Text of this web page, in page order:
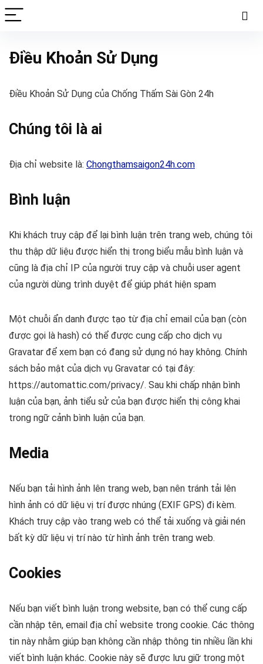
Điều Khoản Sử Dụng
Điều Khoản Sử Dụng của Chống Thấm Sài Gòn 24h
Chúng tôi là ai
Địa chỉ website là: Chongthamsaigon24h.com
Bình luận
Khi khách truy cập để lại bình luận trên trang web, chúng tôi
thu thập dữ liệu được hiển thị trong biểu mẫu bình luận và
cũng là địa chỉ IP của người truy cập và chuỗi user agent
của người dùng trình duyệt để giúp phát hiện spam
Một chuỗi ẩn danh được tạo từ địa chỉ email của bạn (còn
được gọi là hash) có thể được cung cấp cho dịch vụ
Gravatar để xem bạn có đang sử dụng nó hay không. Chính
sách bảo mật của dịch vụ Gravatar có tại đây:
https://automattic.com/privacy/. Sau khi chấp nhận bình
luận của bạn, ảnh tiểu sử của bạn được hiển thị công khai
trong ngữ cảnh bình luận của bạn.
Media
Nếu bạn tải hình ảnh lên trang web, bạn nên tránh tải lên
hình ảnh có dữ liệu vị trí được nhúng (EXIF GPS) đi kèm.
Khách truy cập vào trang web có thể tải xuống và giải nén
bất kỳ dữ liệu vị trí nào từ hình ảnh trên trang web.
Cookies
Nếu bạn viết bình luận trong website, bạn có thể cung cấp
cần nhập tên, email địa chỉ website trong cookie. Các thông
tin này nhằm giúp bạn không cần nhập thông tin nhiều lần khi
viết bình luận khác. Cookie này sẽ được lưu giữ trong một